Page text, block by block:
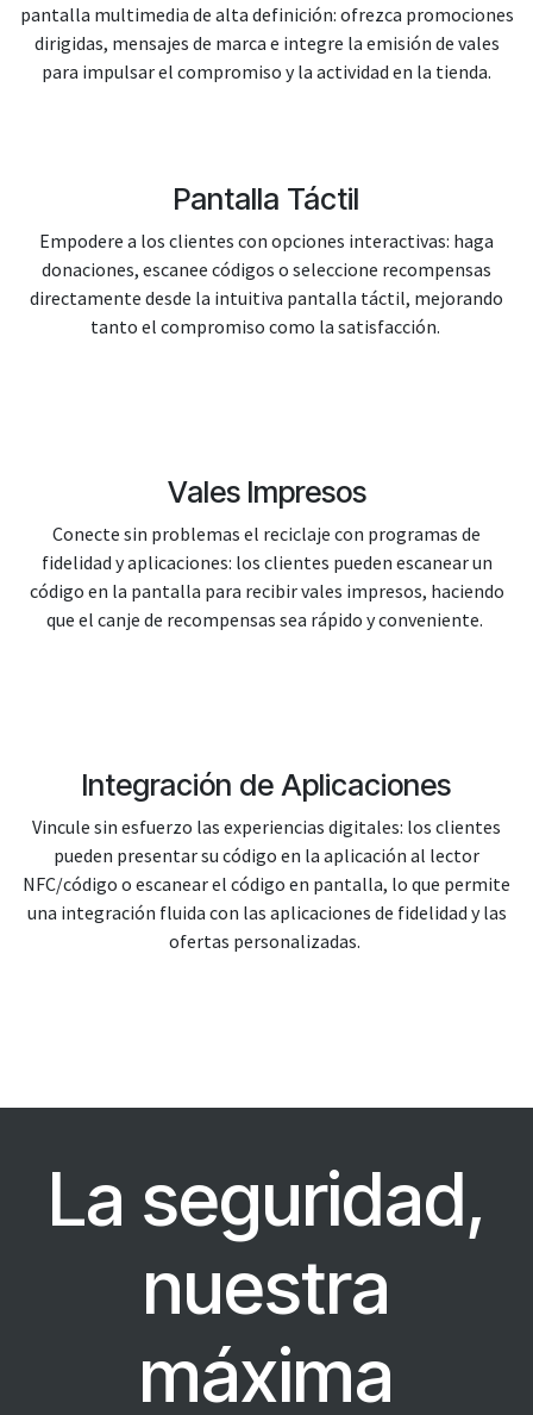
pantalla multimedia de alta definición: ofrezca promociones
dirigidas, mensajes de marca e integre la emisión de vales
para impulsar el compromiso y la actividad en la tienda.
Pantalla Táctil
Empodere a los clientes con opciones interactivas: haga
donaciones, escanee códigos o seleccione recompensas
directamente desde la intuitiva pantalla táctil, mejorando
tanto el compromiso como la satisfacción.
Vales Impresos
Conecte sin problemas el reciclaje con programas de
fidelidad y aplicaciones: los clientes pueden escanear un
código en la pantalla para recibir vales impresos, haciendo
que el canje de recompensas sea rápido y conveniente.
Integración de Aplicaciones
Vincule sin esfuerzo las experiencias digitales: los clientes
pueden presentar su código en la aplicación al lector
NFC/código o escanear el código en pantalla, lo que permite
una integración fluida con las aplicaciones de fidelidad y las
ofertas personalizadas.
La seguridad,
nuestra
máxima